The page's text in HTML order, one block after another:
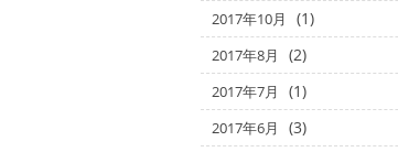
2017年10月 (1)
2017年8月 (2)
2017年7月 (1)
2017年6月 (3)